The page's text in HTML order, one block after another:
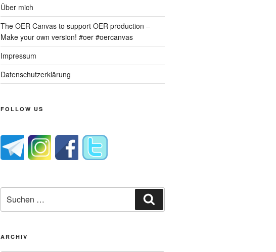
Über mich
The OER Canvas to support OER production –
Make your own version! #oer #oercanvas
Impressum
Datenschutzerklärung
FOLLOW US
nach:
ARCHIV